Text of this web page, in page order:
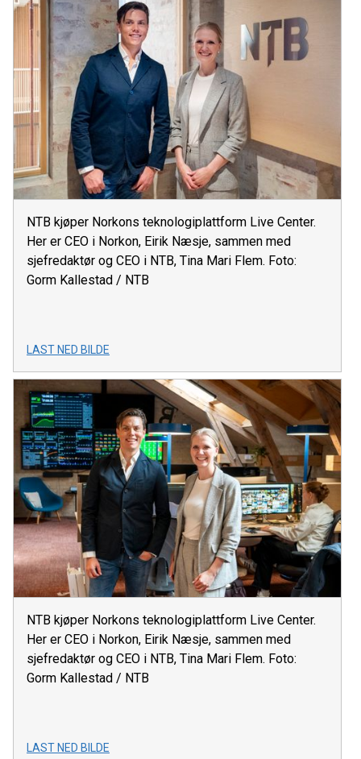
NTB kjøper Norkons teknologiplattform Live Center.
Her er CEO i Norkon, Eirik Næsje, sammen med
sjefredaktør og CEO i NTB, Tina Mari Flem. Foto:
Gorm Kallestad / NTB
LAST NED BILDE
NTB kjøper Norkons teknologiplattform Live Center.
Her er CEO i Norkon, Eirik Næsje, sammen med
sjefredaktør og CEO i NTB, Tina Mari Flem. Foto:
Gorm Kallestad / NTB
LAST NED BILDE